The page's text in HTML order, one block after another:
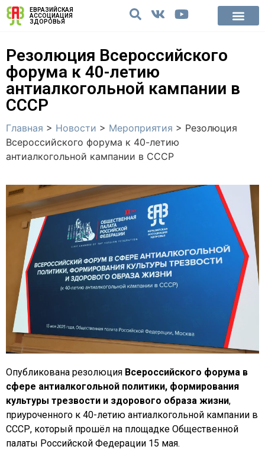
ЕВРАЗИЙСКАЯ
АССОЦИАЦИЯ
ЗДОРОВЬЯ
Резолюция Всероссийского
форума к 40-летию
антиалкогольной кампании в
СССР
Главная > Новости > Мероприятия > Резолюция
Всероссийского форума к 40-летию
антиалкогольной кампании в СССР
Опубликована резолюция Всероссийского форума в
сфере антиалкогольной политики, формирования
культуры трезвости и здорового образа жизни,
приуроченного к 40-летию антиалкогольной кампании в
СССР, который прошёл на площадке Общественной
палаты Российской Федерации 15 мая.